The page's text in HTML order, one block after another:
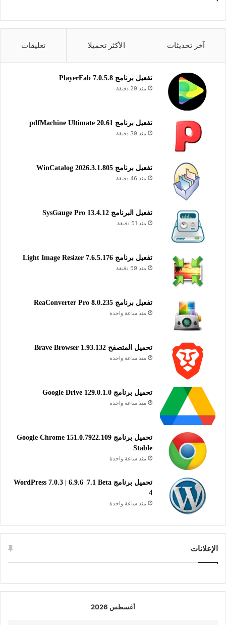
تحميل CCleaner Browser للويندوز
MIRROR 1
MIRROR 2
يساعدك “CCleaner Browser” على التصفح بسلاسة وأمان تام،
حيث يحمي أنشطتك على الإنترنت ويضمن خصوصيتك من خلال حظر
الملفات الضارة والنوافذ المنبثقة والإعلانات والمواقع المشبوهة. كما
يقدم مجموعة من الأدوات المفيدة، مثل أداة تحميل الملفات من
الإنترنت وأداة منع وصول المواقع إلى كاميرا الويب الخاصة بجهازك.
المتصفحات والإضافات
آخر تحديثات الأكثر تحميلا تعليقات
تفعيل برنامج PlayerFab 7.0.5.8
منذ 29 دقيقة
تفعيل برنامج pdfMachine Ultimate 20.61
منذ 39 دقيقة
تفعيل برنامج WinCatalog 2026.3.1.805
منذ 46 دقيقة
تفعيل البرنامج 13.4.12 SysGauge Pro
منذ 51 دقيقة
تفعيل برنامج Light Image Resizer 7.6.5.176
منذ 59 دقيقة
تفعيل برنامج ReaConverter Pro 8.0.235
منذ ساعة واحدة
تحميل المتصفح Brave Browser 1.93.132
منذ ساعة واحدة
تحميل برنامج Google Drive 129.0.1.0
منذ ساعة واحدة
تحميل برنامج Google Chrome 151.0.7922.109
Stable
منذ ساعة واحدة
تحميل برنامج WordPress 7.0.3 | 6.9.6 |7.1 Beta
4
منذ ساعة واحدة
الإعلانات
أغسطس 2026